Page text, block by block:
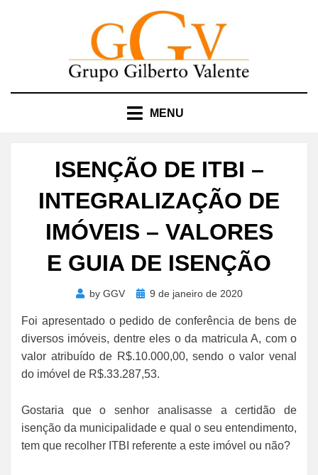
MENU
ISENÇÃO DE ITBI –
INTEGRALIZAÇÃO DE
IMÓVEIS – VALORES
E GUIA DE ISENÇÃO
by GGV
Posted
9 de janeiro de 2020
Foi apresentado o pedido de conferência de bens de
diversos imóveis, dentre eles o da matricula A, com o
valor atribuído de R$.10.000,00, sendo o valor venal
do imóvel de R$.33.287,53.
Gostaria que o senhor analisasse a certidão de
isenção da municipalidade e qual o seu entendimento,
tem que recolher ITBI referente a este imóvel ou não?